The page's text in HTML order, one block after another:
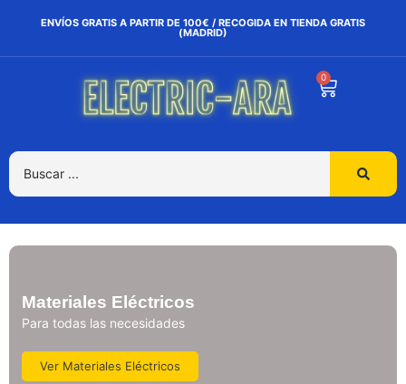
ENVÍOS GRATIS A PARTIR DE 100€ / RECOGIDA EN TIENDA GRATIS
(MADRID)
0
Materiales Eléctricos
Para todas las necesidades
Ver Materiales Eléctricos